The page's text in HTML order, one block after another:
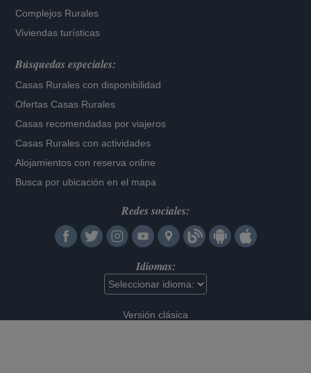
Complejos Rurales
Viviendas turísticas
Búsquedas especiales:
Casas Rurales con disponibilidad
Ofertas Casas Rurales
Casas recomendadas por viajeros
Casas Rurales con actividades
Alojamientos con reserva online
Busca por ubicación en el mapa
Redes sociales:
Idiomas:
Versión clásica